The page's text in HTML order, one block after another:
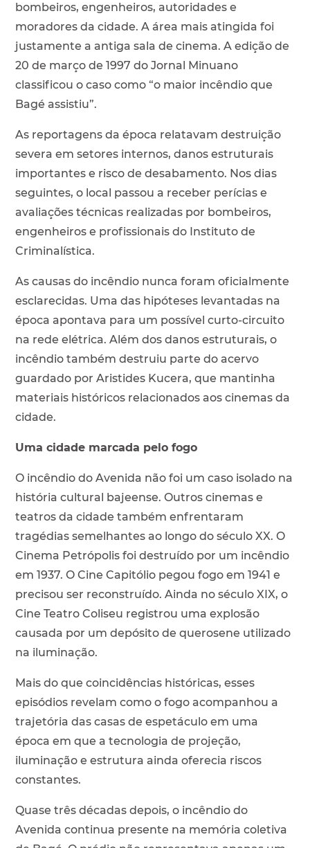
bombeiros, engenheiros, autoridades e
moradores da cidade. A área mais atingida foi
justamente a antiga sala de cinema. A edição de
20 de março de 1997 do Jornal Minuano
classificou o caso como “o maior incêndio que
Bagé assistiu”.
As reportagens da época relatavam destruição
severa em setores internos, danos estruturais
importantes e risco de desabamento. Nos dias
seguintes, o local passou a receber perícias e
avaliações técnicas realizadas por bombeiros,
engenheiros e profissionais do Instituto de
Criminalística.
As causas do incêndio nunca foram oficialmente
esclarecidas. Uma das hipóteses levantadas na
época apontava para um possível curto-circuito
na rede elétrica. Além dos danos estruturais, o
incêndio também destruiu parte do acervo
guardado por Aristides Kucera, que mantinha
materiais históricos relacionados aos cinemas da
cidade.
Uma cidade marcada pelo fogo
O incêndio do Avenida não foi um caso isolado na
história cultural bajeense. Outros cinemas e
teatros da cidade também enfrentaram
tragédias semelhantes ao longo do século XX. O
Cinema Petrópolis foi destruído por um incêndio
em 1937. O Cine Capitólio pegou fogo em 1941 e
precisou ser reconstruído. Ainda no século XIX, o
Cine Teatro Coliseu registrou uma explosão
causada por um depósito de querosene utilizado
na iluminação.
Mais do que coincidências históricas, esses
episódios revelam como o fogo acompanhou a
trajetória das casas de espetáculo em uma
época em que a tecnologia de projeção,
iluminação e estrutura ainda oferecia riscos
constantes.
Quase três décadas depois, o incêndio do
Avenida continua presente na memória coletiva